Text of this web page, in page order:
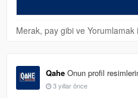
Merak, pay gibi ve Yorumlamak
Qahe Onun profil
3 yıllar önce